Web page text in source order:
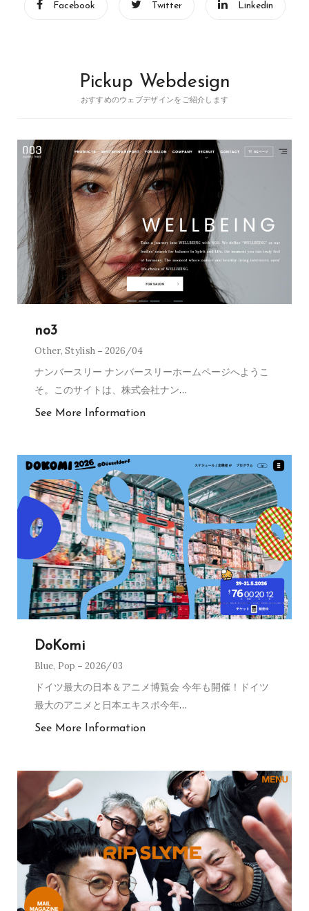
Facebook Twitter Linkedin
Pickup Webdesign
おすすめのウェブデザインをご紹介します
no3
Other,Stylish 2026/04
ナンバースリー ナンバースリーホームページへようこ
そ。このサイトは、株式会社ナン…
See More Information
DoKomi
Blue, Pop 2026/03
ドイツ最大の日本＆アニメ博覧会 今年も開催！ドイツ
最大のアニメと日本エキスポ今年…
See More Information